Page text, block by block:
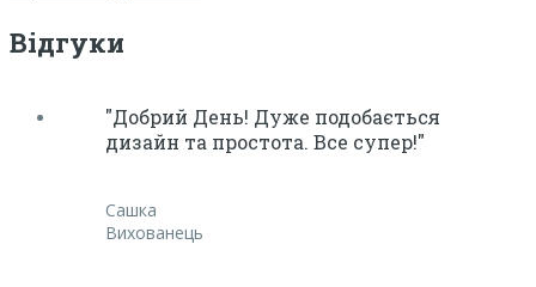
Відгуки
"Добрий День! Дуже подобається
дизайн та простота. Все супер!"
Сашка
Вихованець